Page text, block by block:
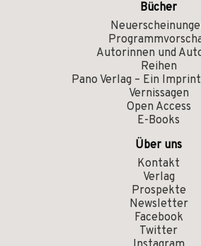
Bücher
Autorinnen und
Reihen
Pano Verlag – Ein
Vernissagen
Open Access
E-Books
Über uns
Kontakt
Verlag
Prospekte
Newsletter
Facebook
Twitter